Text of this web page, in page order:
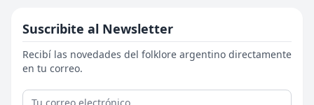
Suscribite al Newsletter
Recibí las novedades del folklore argentino directamente
en tu correo.